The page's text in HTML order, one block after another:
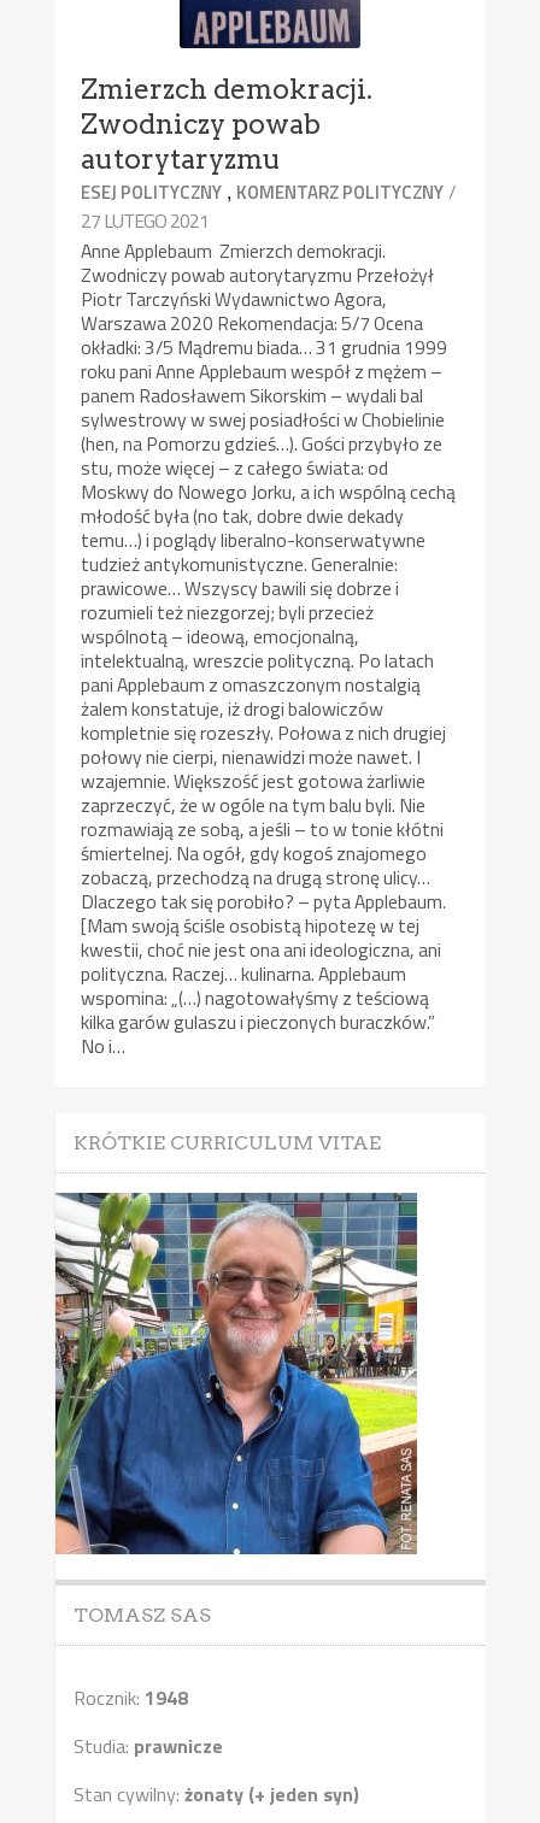
Zmierzch demokracji.
Zwodniczy powab
autorytaryzmu
ESEJ POLITYCZNY , KOMENTARZ POLITYCZNY/
27 LUTEGO 2021
Anne Applebaum Zmierzch demokracji.
Zwodniczy powab autorytaryzmu Przełożył
Piotr Tarczyński Wydawnictwo Agora,
Warszawa 2020 Rekomendacja: 5/7 Ocena
okładki: 3/5 Mądremu biada… 31 grudnia 1999
roku pani Anne Applebaum wespół z mężem –
panem Radosławem Sikorskim – wydali bal
sylwestrowy w swej posiadłości w Chobielinie
(hen, na Pomorzu gdzieś…). Gości przybyło ze
stu, może więcej – z całego świata: od
Moskwy do Nowego Jorku, a ich wspólną cechą
młodość była (no tak, dobre dwie dekady
temu…) i poglądy liberalno-konserwatywne
tudzież antykomunistyczne. Generalnie:
prawicowe… Wszyscy bawili się dobrze i
rozumieli też niezgorzej; byli przecież
wspólnotą – ideową, emocjonalną,
intelektualną, wreszcie polityczną. Po latach
pani Applebaum z omaszczonym nostalgią
żalem konstatuje, iż drogi balowiczów
kompletnie się rozeszły. Połowa z nich drugiej
połowy nie cierpi, nienawidzi może nawet. I
wzajemnie. Większość jest gotowa żarliwie
zaprzeczyć, że w ogóle na tym balu byli. Nie
rozmawiają ze sobą, a jeśli – to w tonie kłótni
śmiertelnej. Na ogół, gdy kogoś znajomego
zobaczą, przechodzą na drugą stronę ulicy…
Dlaczego tak się porobiło? – pyta Applebaum.
[Mam swoją ściśle osobistą hipotezę w tej
kwestii, choć nie jest ona ani ideologiczna, ani
polityczna. Raczej… kulinarna. Applebaum
wspomina: „(…) nagotowałyśmy z teściową
kilka garów gulaszu i pieczonych buraczków.”
No i…
KRÓTKIE CURRICULUM VITAE
TOMASZ SAS
Rocznik: 1948
Studia: prawnicze
Stan cywilny: żonaty (+ jeden syn)